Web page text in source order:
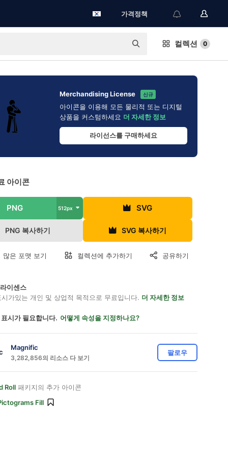
가격정책
컬렉션 0
Merchandising License 신규
아이콘을 이용해 모든 물리적 또는 디지털
상품을 커스텀하세요 더 자세한 정보
라이선스를 구매하세요
아이콘
PNG 512px SVG
PNG 복사하기 SVG 복사하기
많은 포맷 보기 컬렉션에 추가하기 공유하기
이센스
가있는 개인 및 상업적 목적으로 무료입니다. 더 자세한 정보
시가 필요합니다. 어떻게 속성을 지정하나요?
Magnific
3,282,856의 리소스 다 보기
팔로우
Roll 패키지의 추가 아이콘
Fill